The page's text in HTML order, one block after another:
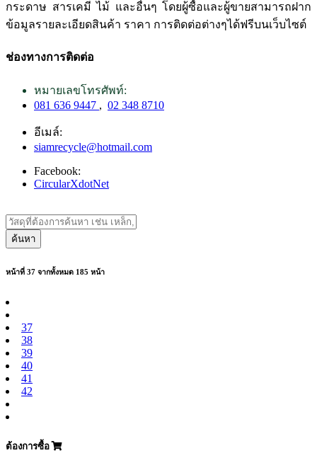
กระดาษ สารเคมี ไม้ และอื่นๆ โดยผู้ซื้อและผู้ขายสามารถฝาก
ข้อมูลรายละเอียดสินค้า ราคา การติดต่อต่างๆได้ฟรีบนเว็บไซต์
ช่องทางการติดต่อ
หมายเลขโทรศัพท์:
081 636 9447 , 02 348 8710
อีเมล์:
siamrecycle@hotmail.com
Facebook:
CircularXdotNet
ค้นหา
หน้าที่ 37 จากทั้งหมด 185 หน้า
37
38
39
40
41
42
ต้องการซื้อ